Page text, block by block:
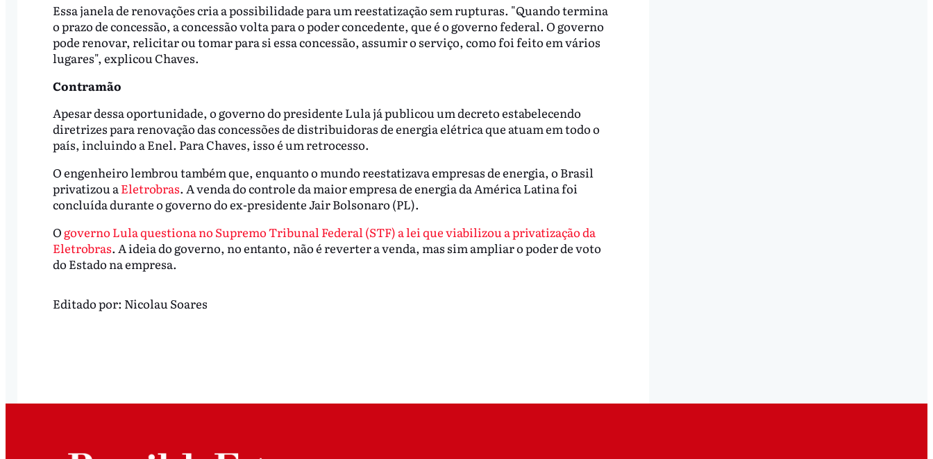
Essa janela de renovações cria a possibilidade para um reestatização sem rupturas. "Quando termina
o prazo de concessão, a concessão volta para o poder concedente, que é o governo federal. O governo
pode renovar, relicitar ou tomar para si essa concessão, assumir o serviço, como foi feito em vários
lugares", explicou Chaves.
Contramão
Apesar dessa oportunidade, o governo do presidente Lula já publicou um decreto estabelecendo
diretrizes para renovação das concessões de distribuidoras de energia elétrica que atuam em todo o
país, incluindo a Enel. Para Chaves, isso é um retrocesso.
O engenheiro lembrou também que, enquanto o mundo reestatizava empresas de energia, o Brasil
privatizou aEletrobras. A venda do controle da maior empresa de energia da América Latina foi
concluída durante o governo do ex-presidente Jair Bolsonaro (PL).
Ogoverno Lula questiona no Supremo Tribunal Federal (STF) a lei que viabilizou a privatização da
Eletrobras. A ideia do governo, no entanto, não é reverter a venda, mas sim ampliar o poder de voto
do Estado na empresa.
Editado por: Nicolau Soares